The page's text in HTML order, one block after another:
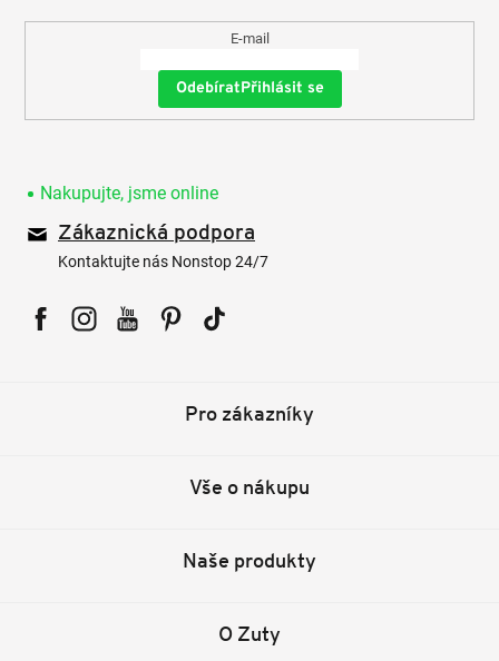
E-mail
Přihlásit se
Nakupujte, jsme online
Zákaznická podpora
Kontaktujte nás Nonstop 24/7
Pro zákazníky
Vše o nákupu
Naše produkty
O Zuty